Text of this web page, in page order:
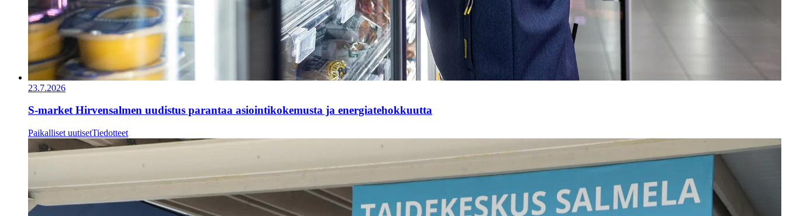
23.7.2026
S-market Hirvensalmen uudistus parantaa asiointikokemusta ja energiatehokkuutta
Paikalliset uutisetTiedotteet